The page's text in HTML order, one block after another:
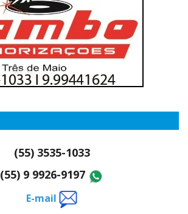
(55) 3535-1033
(55) 9 9926-9197
E-mail